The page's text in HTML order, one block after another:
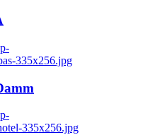
335x256.jpg
335x256.jpg